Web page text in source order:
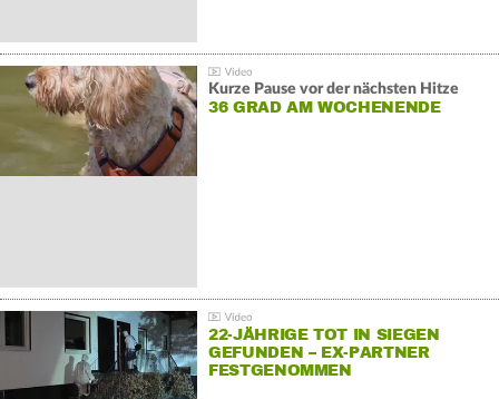
Kurze Pause vor der nächsten Hitze
36 GRAD AM WOCHENENDE
22-JÄHRIGE TOT IN SIEGEN
GEFUNDEN – EX-PARTNER
FESTGENOMMEN